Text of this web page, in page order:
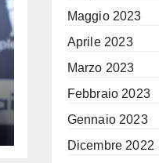
Maggio 2023
Aprile 2023
Marzo 2023
Febbraio 2023
Gennaio 2023
Dicembre 2022